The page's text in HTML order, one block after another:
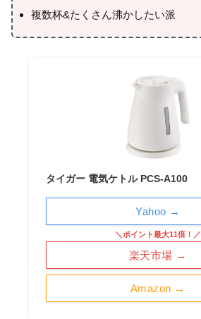
複数杯&たくさん沸かしたい派
タイガー 電気ケトル PCS-A100
Amazon →
＼ポイント最大11倍！／
楽天市場 →
Yahoo →